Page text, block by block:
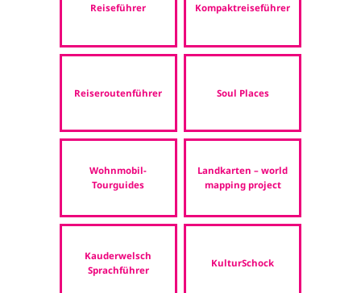
Reiseführer Kompaktreiseführer
Reiseroutenführer Soul Places
Wohnmobil-
Tourguides
Landkarten – world
mapping project
Kauderwelsch
Sprachführer
KulturSchock